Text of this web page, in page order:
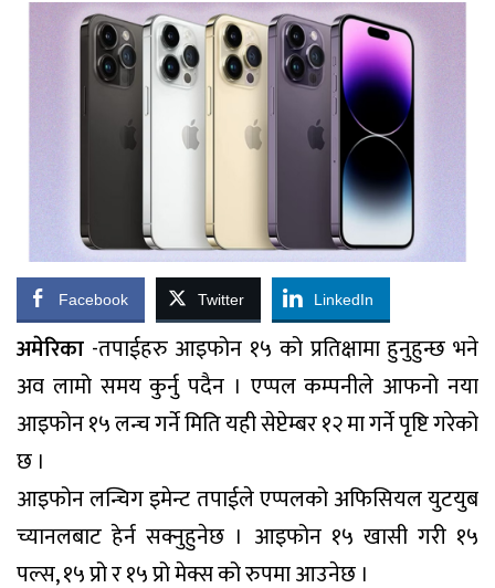
Facebook Twitter LinkedIn
अमेरिका -तपाईहरु आइफोन १५ को प्रतिक्षामा हुनुहुन्छ भने
अव लामो समय कुर्नु पदैन । एप्पल कम्पनीले आफनो नया
आइफोन १५ लन्च गर्ने मिति यही सेप्टेम्बर १२ मा गर्ने पृष्टि गरेको
छ ।
आइफोन लन्चिग इमेन्ट तपाईले एप्पलको अफिसियल युटयुब
च्यानलबाट हेर्न सक्नुहुनेछ । आइफोन १५ खासी गरी १५
पल्स, १५ प्रो र १५ प्रो मेक्स को रुपमा आउनेछ ।